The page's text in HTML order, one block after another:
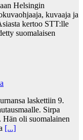
Helsingin
kuvaaja ja
kertoo STT:lle
suomalaisen
laskettiin 9.
Sirpa
oli suomalainen
[...]